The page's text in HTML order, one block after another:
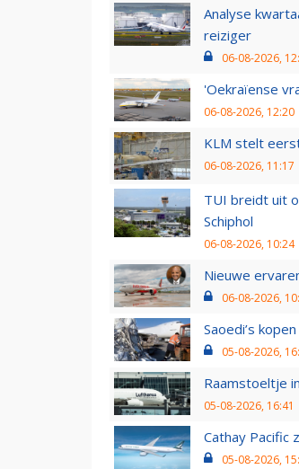
Analyse
reiziger
06-08-2026,
'Oekraïense
06-08-2026, 12:20
KLM stelt
06-08-2026, 11:17
TUI breidt uit
Schiphol
06-08-2026, 10:24
Nieuwe
06-08-2026,
Saoedi’s
05-08-2026,
Raamstoeltje
05-08-2026, 16:41
Cathay Pacific
05-08-2026,